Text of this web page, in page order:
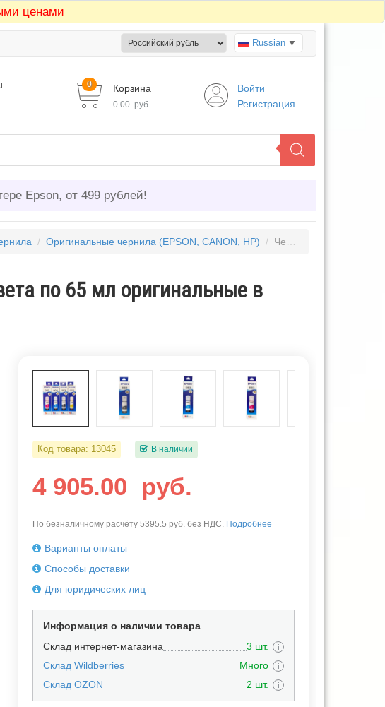
ценами
Russian ▼
Корзина
0
0.00 руб.
Войти
Регистрация
Epson, от 499 рублей!
/ Оригинальные чернила (EPSON, CANON, HP) / Чернила Epson 003 комплект 4 цвета по 65 мл оригинальные в коробках
по 65 мл оригинальные в
Код товара: 13045 В наличии
4 905.00 руб.
По безналичному расчёту 5395.5 руб. без НДС. Подробнее
Варианты оплаты
Способы доставки
Для юридических лиц
Информация о наличии товара
Склад интернет-магазина
3 шт. i
Склад Wildberries Много i
Склад OZON 2 шт. i